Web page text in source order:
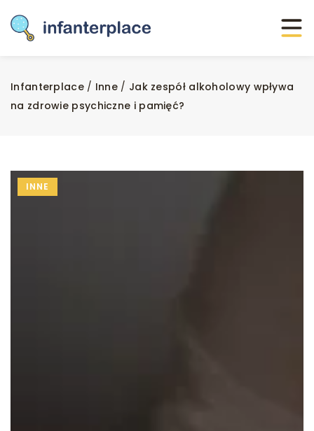
Infanterplace/ Inne / Jak zespół alkoholowy wpływa
na zdrowie psychiczne i pamięć?
INNE